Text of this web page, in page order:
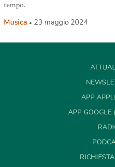
tempo.
Musica 23 maggio 2024
APP
APP GOOGLE